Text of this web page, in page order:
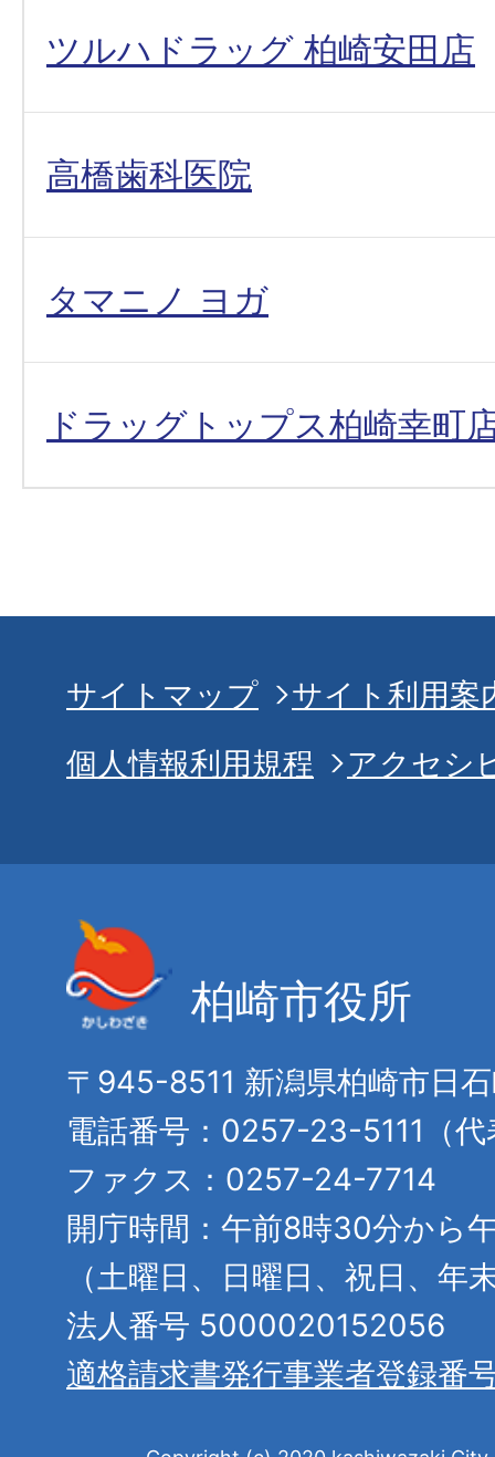
ツルハドラッグ 柏崎安田店
高橋歯科医院
タマニノ ヨガ
ドラッグトップス柏崎幸町
サイトマップ
サイト利用案
個人情報利用規程
アクセシ
柏崎市役所
〒945-8511 新潟県柏崎市日
電話番号：0257-23-5111（代
ファクス：0257-24-7714
開庁時間：午前8時30分から
（土曜日、日曜日、祝日、年
法人番号 5000020152056
適格請求書発行事業者登録番